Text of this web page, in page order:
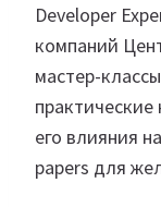
Developer
компаний
мастер-
его влияния
papers для